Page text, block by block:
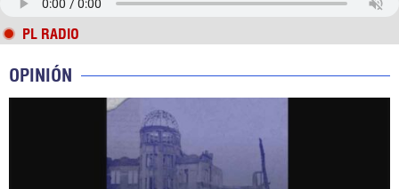
PL RADIO
OPINIÓN